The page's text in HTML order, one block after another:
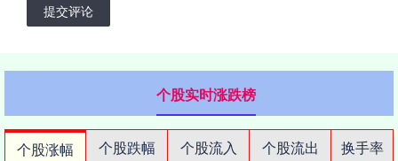
提交评论
个股实时涨跌榜
个股涨幅 个股跌幅 个股流入 个股流出
换手率